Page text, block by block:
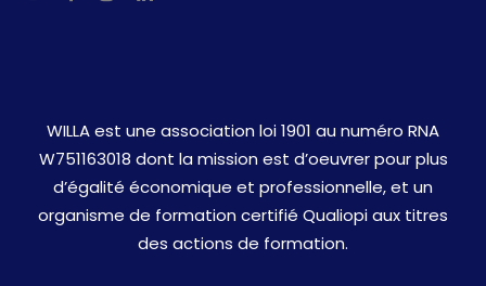
WILLA est une association loi 1901 au numéro RNA
W751163018 dont la mission est d’oeuvrer pour plus
d’égalité économique et professionnelle, et un
organisme de formation certifié Qualiopi aux titres
des actions de formation.